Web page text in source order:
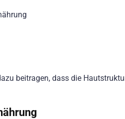
beitragen, dass die